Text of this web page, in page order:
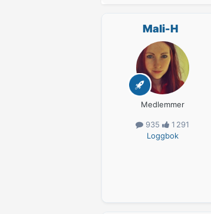
Mali-H
Medlemmer
935
1 291
Loggbok